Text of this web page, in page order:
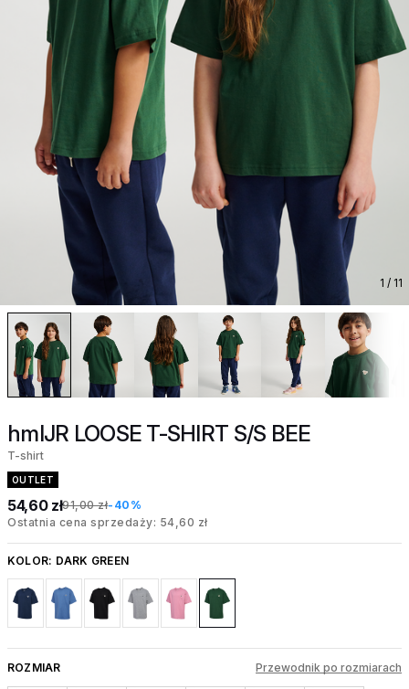
1 / 11
hmlJR LOOSE T-SHIRT S/S BEE
T-shirt
OUTLET
54,60 zł91,00 zł-40%
Ostatnia cena sprzedaży: 54,60 zł
KOLOR: DARK GREEN
ROZMIAR Przewodnik po rozmiarach